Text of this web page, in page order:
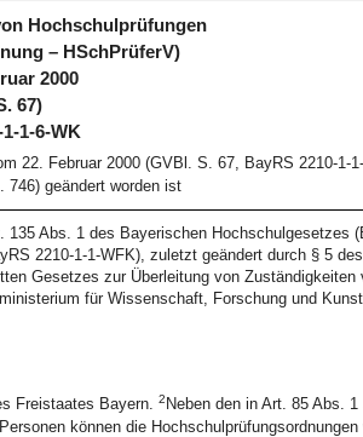
Hochschulprüfungen
– HSchPrüferV)
2000
67)
1-6-WK
22. Februar 2000 (GVBl. S. 67, BayRS 2210-1-
746) geändert worden ist
Abs. 1 des Bayerischen Hochschulgesetzes
2210-1-1-WFK), zuletzt geändert durch § 5
Gesetzes zur Überleitung von Zuständigkeiten
für Wissenschaft, Forschung und
Freistaates Bayern. 2 Neben den in Art. 85 Abs.
können die Hochschulprüfungsordnungen